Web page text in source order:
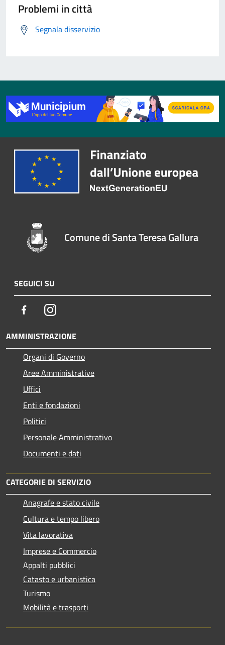
Problemi in città
Segnala disservizio
Comune di Santa Teresa Gallura
SEGUICI SU
FacebookInstagram
AMMINISTRAZIONE
Organi di Governo
Aree Amministrative
Uffici
Enti e fondazioni
Politici
Personale Amministrativo
Documenti e dati
CATEGORIE DI SERVIZIO
Anagrafe e stato civile
Cultura e tempo libero
Vita lavorativa
Imprese e Commercio
Appalti pubblici
Catasto e urbanistica
Turismo
Mobilità e trasporti